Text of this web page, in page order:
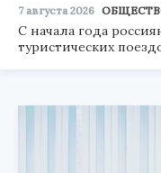
7 августа 2026
С начала года
туристических